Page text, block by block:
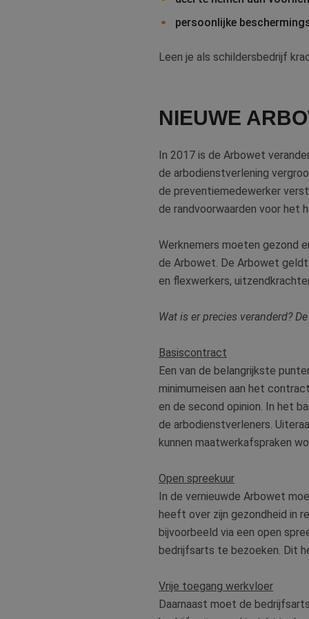
persoonlijke
Leen je als schildersbedrijf
NIEUWE
In 2017 is de Arbowet
de arbodienstverlening
de preventiemedewerker
de randvoorwaarden voor het
Werknemers moeten gezond
de Arbowet. De Arbowet
en flexwerkers,
Wat is er precies veranderd?
Basiscontract
Een van de belangrijkste
minimumeisen aan het
en de second opinion. In het
de arbodienstverleners.
kunnen maatwerkafspraken
Open spreekuur
In de vernieuwde Arbowet
heeft over zijn gezondheid in
bijvoorbeeld via een open
bedrijfsarts te bezoeken. Dit
Vrije toegang werkvloer
Daarnaast moet de
CookieScriptConsent
li_gc
Naam
_ga
_clck
Naam
IDE
MUID
_fbp
Inc.
MR
MR
bcookie
Naam
fp_user_id